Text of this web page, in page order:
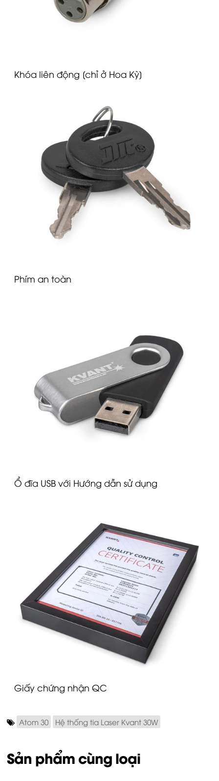
Khóa liên động [chỉ ở Hoa Kỳ]
Phím an toàn
Ổ đĩa USB với Hướng dẫn sử dụng
Giấy chứng nhận QC
Atom 30 Hệ thống tia Laser Kvant 30W
Sản phẩm cùng loại